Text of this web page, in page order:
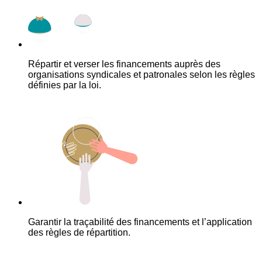
Répartir et verser les financements auprès des
organisations syndicales et patronales selon les règles
définies par la loi.
Garantir la traçabilité des financements et l’application
des règles de répartition.